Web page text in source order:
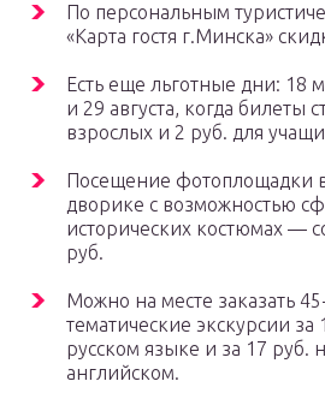
По персональным
«Карта гостя г.Минска»
Есть еще льготные дни: 18
и 29 августа, когда билеты
взрослых и 2 руб. для
Посещение фотоплощадки
дворике с возможностью
исторических костюмах —
руб.
Можно на месте заказать
тематические экскурсии за
русском языке и за 17 руб.
английском.